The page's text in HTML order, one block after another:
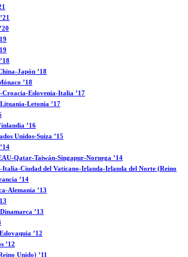
Japón ’18
’18
Croacia-Eslovenia-Italia ’17
Letonia ’17
’16
Unidos-Suiza ’15
Qatar-Taiwán-Singapur-Noruega ’14
Italia-Ciudad del Vaticano-Irlanda-Irlanda del Norte (Reino
’14
Alemania ’13
’13
’12
’12
Unido) ’11